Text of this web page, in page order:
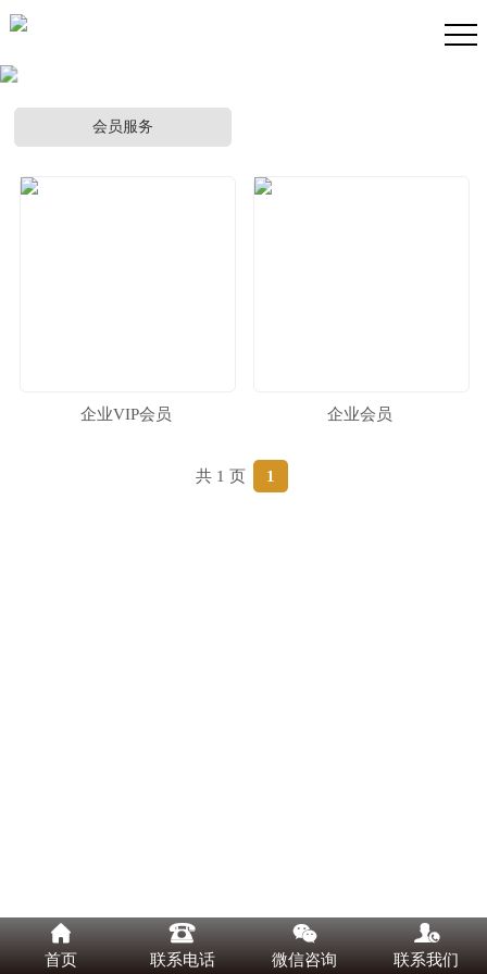
会员服务
企业VIP会员 企业会员
共 1 页 1

首页

联系电话

微信咨询

联系我们